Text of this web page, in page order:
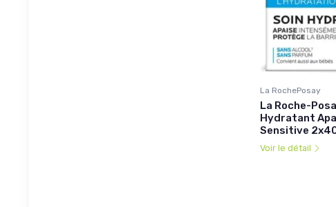
La RochePosay
La Roche-
Hydratant
Sensitive
Voir le détail